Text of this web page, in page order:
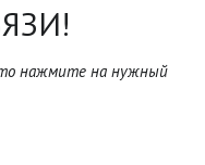
нажмите на нужный